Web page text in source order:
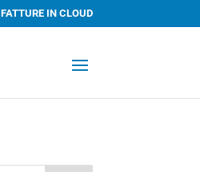
FATTURE IN CLOUD